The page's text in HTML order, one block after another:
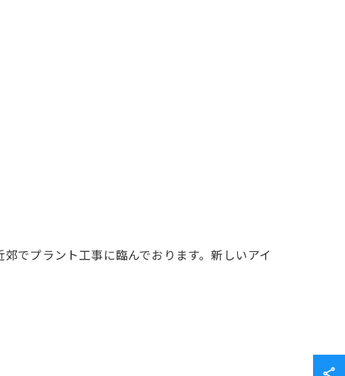
でプラント工事に臨んでおります。新しいアイ